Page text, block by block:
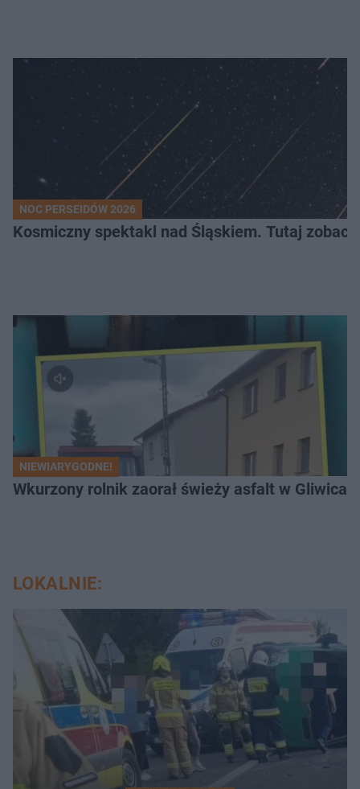
NOC PERSEIDÓW 2026
Kosmiczny spektakl nad Śląskiem. Tutaj
NIEWIARYGODNE!
Wkurzony rolnik zaorał świeży asfalt w
LOKALNIE: